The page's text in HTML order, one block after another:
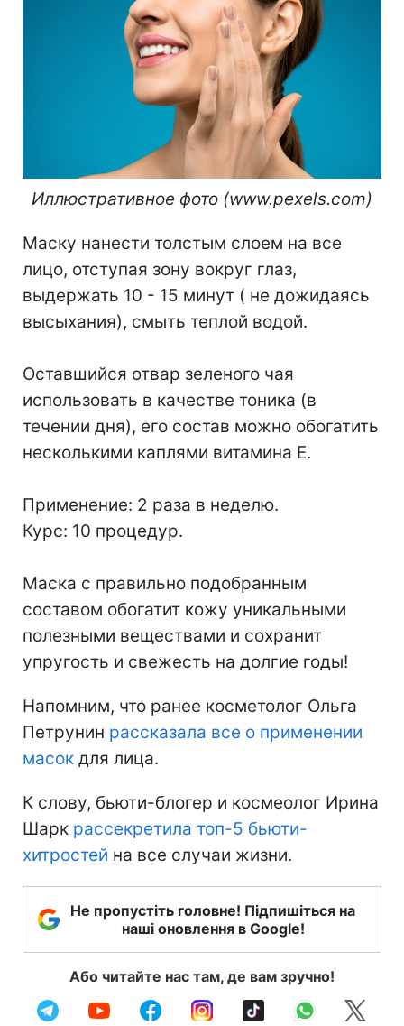
Иллюстративное фото (www.pexels.com)
Маску нанести толстым слоем на все
лицо, отступая зону вокруг глаз,
выдержать 10 - 15 минут ( не дожидаясь
высыхания), смыть теплой водой.
Оставшийся отвар зеленого чая
использовать в качестве тоника (в
течении дня), его состав можно обогатить
несколькими каплями витамина Е.
Применение: 2 раза в неделю.
Курс: 10 процедур.
Маска с правильно подобранным
составом обогатит кожу уникальными
полезными веществами и сохранит
упругость и свежесть на долгие годы!
Напомним, что ранее косметолог Ольга
Петрунин рассказала все о применении
масок для лица.
К слову, бьюти-блогер и космеолог Ирина
Шарк рассекретила топ-5 бьюти-
хитростей на все случаи жизни.
Не пропустіть головне! Підпишіться на
наші оновлення в Google!
Або читайте нас там, де вам зручно!